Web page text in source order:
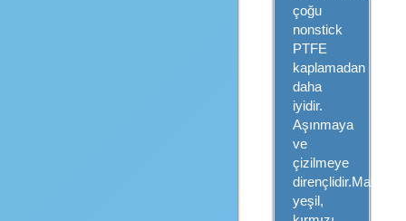
çoğu
nonstick
PTFE
kaplamadan
daha
iyidir.
Aşınmaya
ve
çizilmeye
dirençlidir.Mavi,
yeşil,